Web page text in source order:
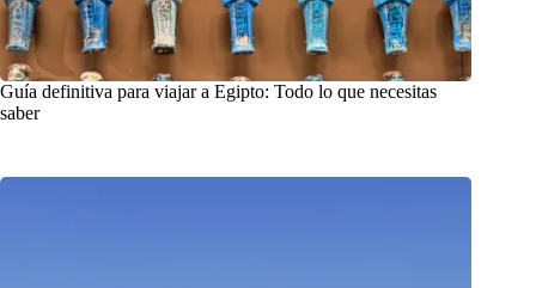
Guía definitiva para viajar a Egipto: Todo lo que necesitas
saber